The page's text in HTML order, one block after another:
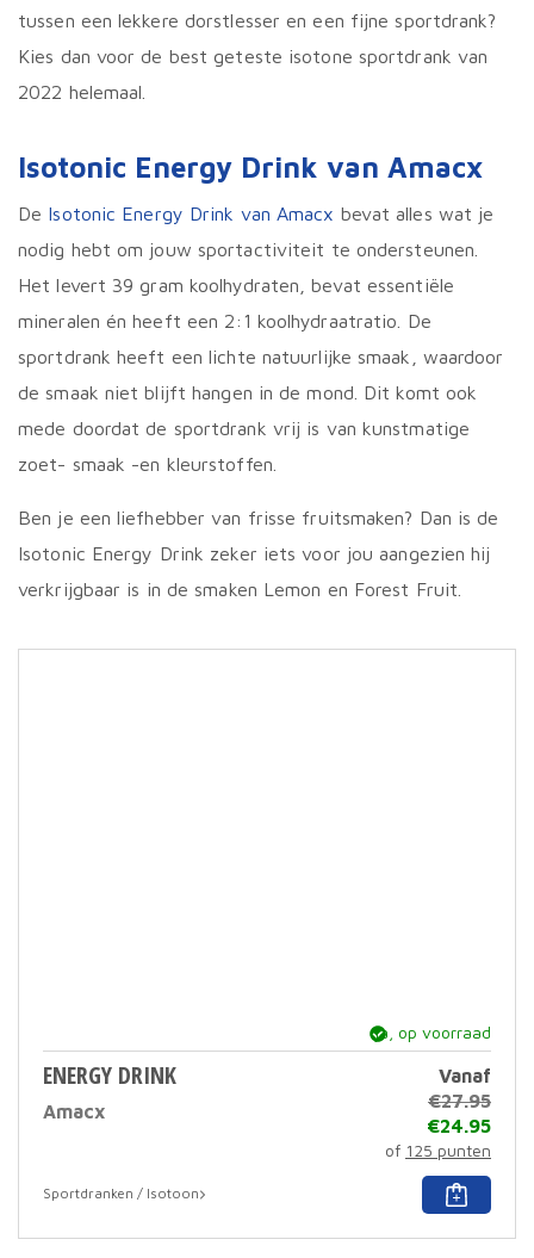
tussen een lekkere dorstlesser en een fijne sportdrank?
Kies dan voor de best geteste isotone sportdrank van
2022 helemaal.
Isotonic Energy Drink van Amacx
De Isotonic Energy Drink van Amacx bevat alles wat je
nodig hebt om jouw sportactiviteit te ondersteunen.
Het levert 39 gram koolhydraten, bevat essentiële
mineralen én heeft een 2:1 koolhydraatratio. De
sportdrank heeft een lichte natuurlijke smaak, waardoor
de smaak niet blijft hangen in de mond. Dit komt ook
mede doordat de sportdrank vrij is van kunstmatige
zoet- smaak -en kleurstoffen.
Ben je een liefhebber van frisse fruitsmaken? Dan is de
Isotonic Energy Drink zeker iets voor jou aangezien hij
verkrijgbaar is in de smaken Lemon en Forest Fruit.
ja, op voorraad
ENERGY DRINK
Amacx
Vanaf
€27.95
€24.95
of 125 punten
Sportdranken / Isotoon
Dit